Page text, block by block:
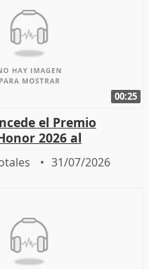
00:25
el Premio
2026 al
Fortes
31/07/2026